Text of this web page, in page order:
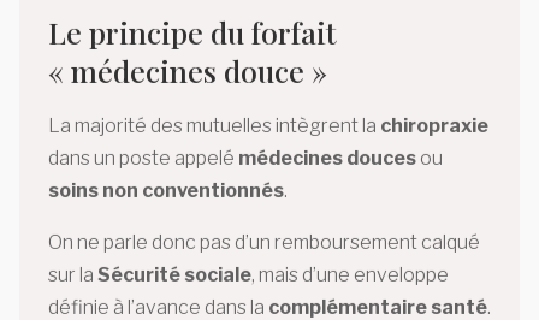
Le principe du forfait
« médecines douce »
La majorité des mutuelles intègrent la chiropraxie
dans un poste appelé médecines douces ou
soins non conventionnés.
On ne parle donc pas d’un remboursement calqué
sur la Sécurité sociale, mais d’une enveloppe
définie à l’avance dans la complémentaire santé.